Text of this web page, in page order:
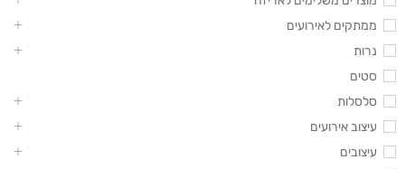
ממתקים לאירועים
נרות
סטים
סלסלות
עיצוב אירועים
עיצובים